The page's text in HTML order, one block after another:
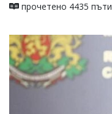
прочетено 4435 пъти